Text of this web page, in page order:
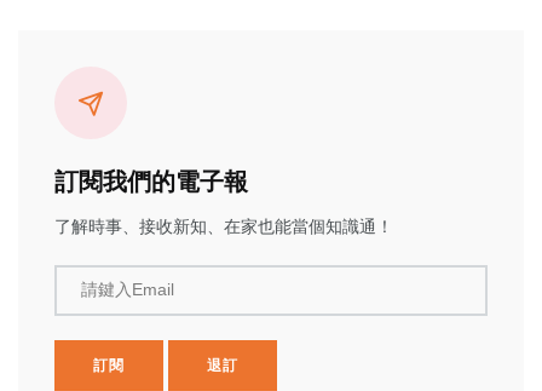
訂閱我們的電子報
了解時事、接收新知、在家也能當個知識通！
請鍵入Email
訂閱 退訂